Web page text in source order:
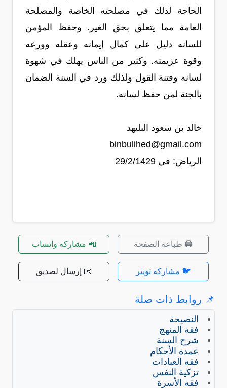
الحاجة لذلك في مصلحته الخاصة والمصلحة
العامة مما يتعلق بحق الغير. وحفظ المؤمن
للسانه دليل على كمال إيمانه وعقله وورعه
وقوة عزيمته. وكثير من الناس يهلك في شهوة
لسانه وفتنة القول ولذلك ورد في السنة الضمان
بالجنة لمن حفظ لسانه.
خالد بن سعود البليهد
binbulihed@gmail.com
الرياض: في 29/2/1429
🖨️ طباعة الصفحة 📲 مشاركة واتساب
🐦 مشاركة تويتر 📧 إرسال لصديق
📌 روابط ذات صلة
النصيحة
فقه المنهج
شرح السنة
عمدة الأحكام
فقه العبادات
تزكية النفس
فقه الأسرة